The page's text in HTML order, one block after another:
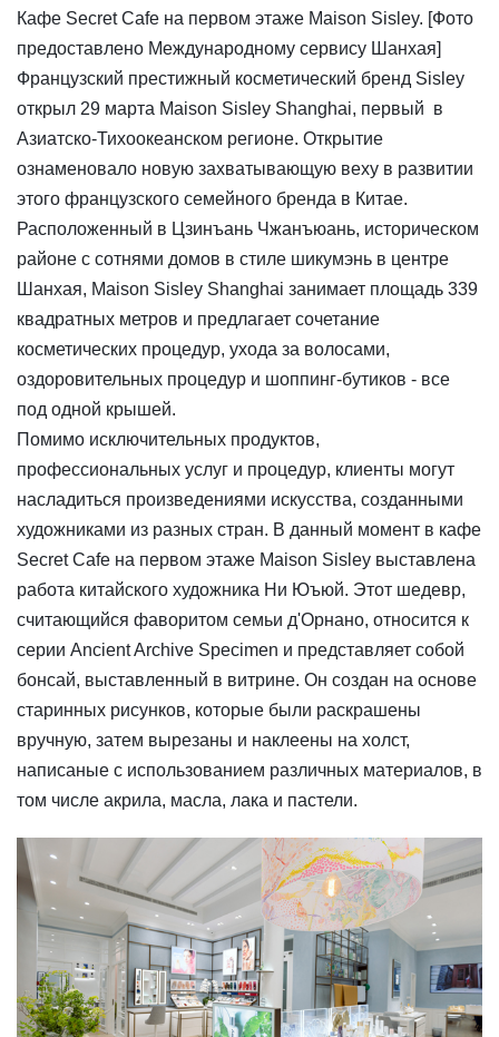
Кафе Secret Cafe на первом этаже Maison Sisley. [Фото
предоставлено Международному сервису Шанхая]
Французский престижный косметический бренд Sisley
открыл 29 марта Maison Sisley Shanghai, первый в
Азиатско-Тихоокеанском регионе. Открытие
ознаменовало новую захватывающую веху в развитии
этого французского семейного бренда в Китае.
Расположенный в Цзинъань Чжанъюань, историческом
районе с сотнями домов в стиле шикумэнь в центре
Шанхая, Maison Sisley Shanghai занимает площадь 339
квадратных метров и предлагает сочетание
косметических процедур, ухода за волосами,
оздоровительных процедур и шоппинг-бутиков - все
под одной крышей.
Помимо исключительных продуктов,
профессиональных услуг и процедур, клиенты могут
насладиться произведениями искусства, созданными
художниками из разных стран. В данный момент в кафе
Secret Cafe на первом этаже Maison Sisley выставлена
работа китайского художника Ни Юъюй. Этот шедевр,
считающийся фаворитом семьи д'Орнано, относится к
серии Ancient Archive Specimen и представляет собой
бонсай, выставленный в витрине. Он создан на основе
старинных рисунков, которые были раскрашены
вручную, затем вырезаны и наклеены на холст,
написаные с использованием различных материалов, в
том числе акрила, масла, лака и пастели.